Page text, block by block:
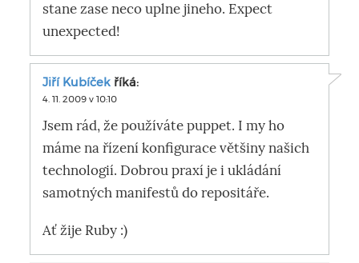
stane zase neco uplne jineho. Expect
unexpected!
Jiří Kubíček říká:
4. 11. 2009 v 10:10
Jsem rád, že používáte puppet. I my ho
máme na řízení konfigurace většiny našich
technologií. Dobrou praxí je i ukládání
samotných manifestů do repositáře.
Ať žije Ruby :)